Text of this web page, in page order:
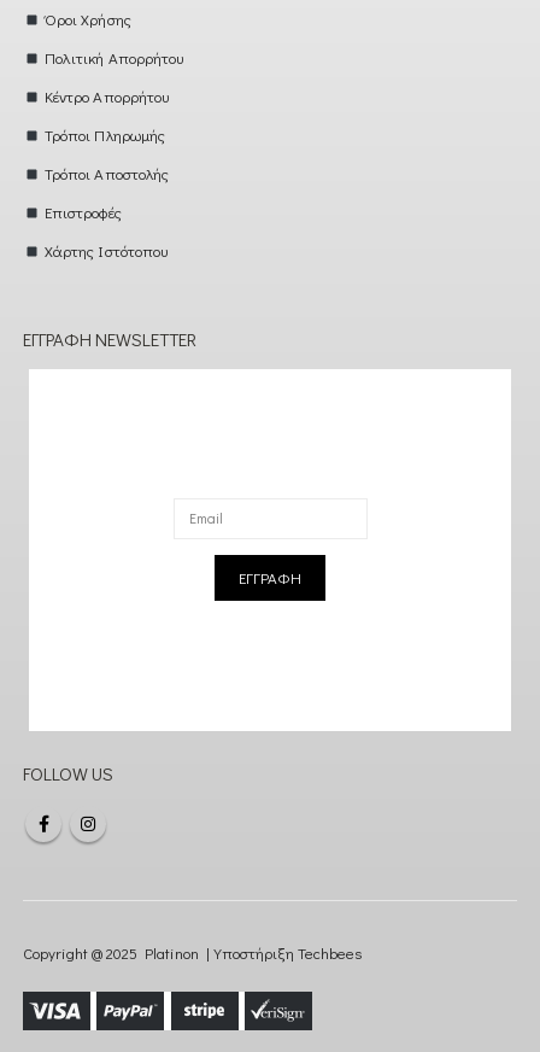
Όροι Χρήσης
Πολιτική Απορρήτου
Κέντρο Απορρήτου
Τρόποι Πληρωμής
Τρόποι Αποστολής
Επιστροφές
Χάρτης Ιστότοπου
ΕΓΓΡΑΦΉ NEWSLETTER
ΕΓΓΡΑΦΗ
FOLLOW US
Copyright @ 2025 Platinon | Υποστήριξη Techbees